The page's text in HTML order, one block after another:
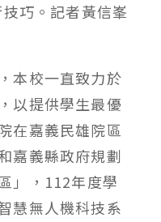
巧。記者黃信峯
本校一直致力於
以提供學生最優
在嘉義民雄院區
嘉義縣政府規劃
」，112年度學
慧無人機科技系